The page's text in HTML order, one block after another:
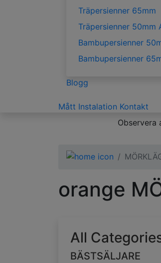
Träpersienner 65mm
Träpersienner 50mm
Bambupersienner
Bambupersienner
Blogg
Mått Instalation Kontakt
Observera
orange
All
BÄSTSÄLJARE